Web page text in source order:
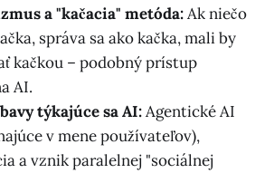
a "kačacia" metóda:Ak niečo
správa sa ako kačka, mali by
kačkou – podobný prístup
AI.
týkajúce sa AI:Agentické AI
v mene používateľov),
a vznik paralelnej "sociálnej